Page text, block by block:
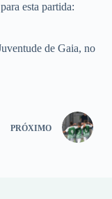
esta partida:
de Gaia, no
PRÓXIMO